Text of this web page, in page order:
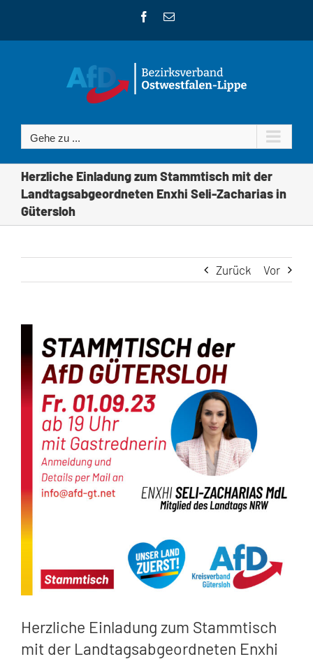
Facebook
E-
Gehe zu ...
Herzliche Einladung zum Stammtisch mit der
Landtagsabgeordneten Enxhi Seli-Zacharias in
Gütersloh
Zurück Vor
grösseres
Bild
Herzliche Einladung zum Stammtisch
mit der Landtagsabgeordneten Enxhi